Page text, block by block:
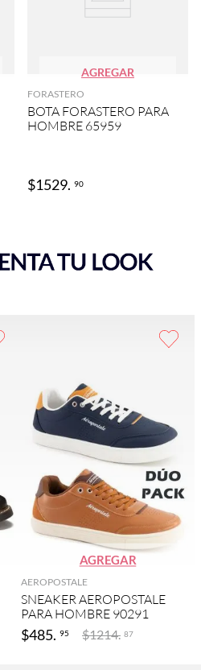
AGREGAR
FORASTERO
BOTA FORASTERO PARA
HOMBRE 65959
$1529. 90
AGREGAR
AEROPOSTALE
SNEAKER AEROPOSTALE
PARA HOMBRE 90291
$485. 95 $1214. 87